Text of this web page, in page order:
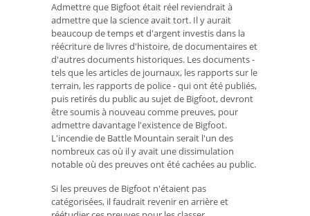
Admettre que Bigfoot était réel reviendrait à
admettre que la science avait tort. Il y aurait
beaucoup de temps et d'argent investis dans la
réécriture de livres d'histoire, de documentaires et
d'autres documents historiques. Les documents -
tels que les articles de journaux, les rapports sur le
terrain, les rapports de police - qui ont été publiés,
puis retirés du public au sujet de Bigfoot, devront
être soumis à nouveau comme preuves, pour
admettre davantage l'existence de Bigfoot.
L'incendie de Battle Mountain serait l'un des
nombreux cas où il y avait une dissimulation
notable où des preuves ont été cachées au public.
Si les preuves de Bigfoot n'étaient pas
catégorisées, il faudrait revenir en arrière et